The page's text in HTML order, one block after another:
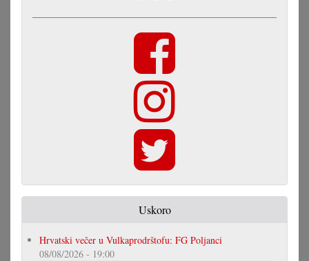
Uskoro
Hrvatski večer u Vulkaprodrštofu: FG Poljanci
08/08/2026 - 19:00